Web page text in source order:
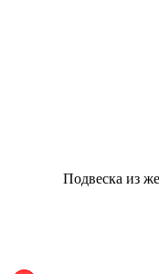
Подвеска из